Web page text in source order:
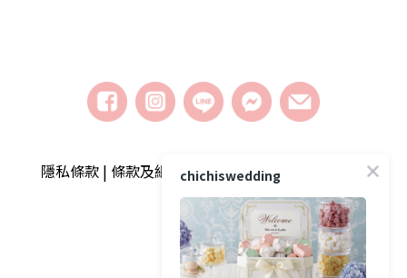
隱私條款 | 條款及細則 | 2018 © chichiswedding婚
禮小物
chichiswedding